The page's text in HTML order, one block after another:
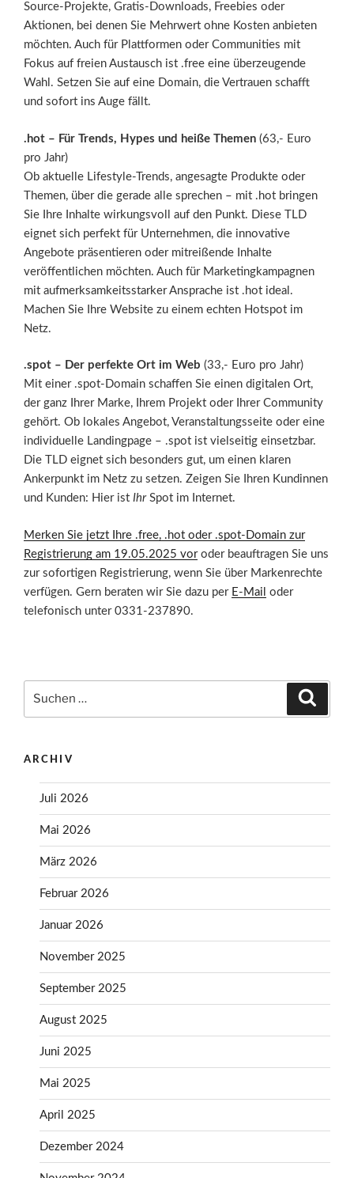
Source-Projekte, Gratis-Downloads, Freebies oder
Aktionen, bei denen Sie Mehrwert ohne Kosten anbieten
möchten. Auch für Plattformen oder Communities mit
Fokus auf freien Austausch ist .free eine überzeugende
Wahl. Setzen Sie auf eine Domain, die Vertrauen schafft
und sofort ins Auge fällt.
.hot – Für Trends, Hypes und heiße Themen (63,- Euro
pro Jahr)
Ob aktuelle Lifestyle-Trends, angesagte Produkte oder
Themen, über die gerade alle sprechen – mit .hot bringen
Sie Ihre Inhalte wirkungsvoll auf den Punkt. Diese TLD
eignet sich perfekt für Unternehmen, die innovative
Angebote präsentieren oder mitreißende Inhalte
veröffentlichen möchten. Auch für Marketingkampagnen
mit aufmerksamkeitsstarker Ansprache ist .hot ideal.
Machen Sie Ihre Website zu einem echten Hotspot im
Netz.
.spot – Der perfekte Ort im Web (33,- Euro pro Jahr)
Mit einer .spot-Domain schaffen Sie einen digitalen Ort,
der ganz Ihrer Marke, Ihrem Projekt oder Ihrer Community
gehört. Ob lokales Angebot, Veranstaltungsseite oder eine
individuelle Landingpage – .spot ist vielseitig einsetzbar.
Die TLD eignet sich besonders gut, um einen klaren
Ankerpunkt im Netz zu setzen. Zeigen Sie Ihren Kundinnen
und Kunden: Hier ist IhrSpot im Internet.
Merken Sie jetzt Ihre .free, .hot oder .spot-Domain zur
Registrierung am 19.05.2025 voroder beauftragen Sie uns
zur sofortigen Registrierung, wenn Sie über Markenrechte
verfügen. Gern beraten wir Sie dazu per E-Mail oder
telefonisch unter 0331-237890.
ARCHIV
Juli 2026
Mai 2026
März 2026
Februar 2026
Januar 2026
November 2025
September 2025
August 2025
Juni 2025
Mai 2025
April 2025
Dezember 2024